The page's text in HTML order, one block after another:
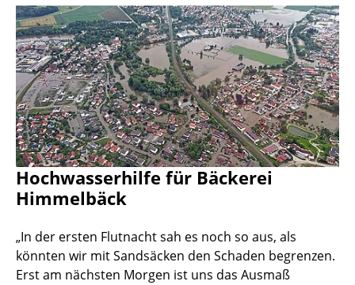
Hochwasserhilfe für Bäckerei
Himmelbäck
„In der ersten Flutnacht sah es noch so aus, als
könnten wir mit Sandsäcken den Schaden begrenzen.
Erst am nächsten Morgen ist uns das Ausmaß